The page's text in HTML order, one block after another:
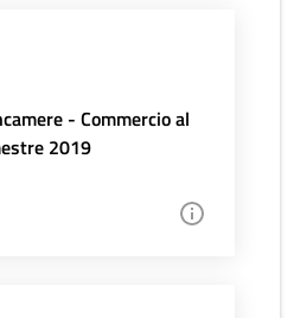
- Commercio al
2019